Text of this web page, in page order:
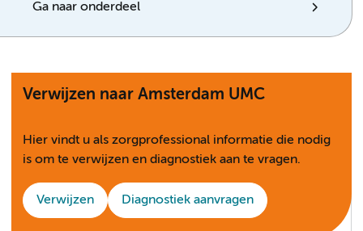
Ga naar onderdeel
Verwijzen naar Amsterdam UMC
Hier vindt u als zorgprofessional informatie die nodig
is om te verwijzen en diagnostiek aan te vragen.
Verwijzen Diagnostiek aanvragen